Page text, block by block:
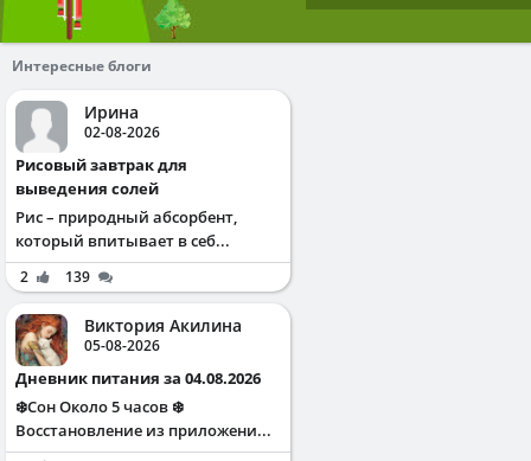
Интересные блоги
Ирина
02-08-2026
Рисовый завтрак для
выведения солей
Рис – природный абсорбент,
который впитывает в себ...
2 139
Виктория Акилина
05-08-2026
Дневник питания за 04.08.2026
❄️Сон Около 5 часов ❄️
Восстановление из приложени...